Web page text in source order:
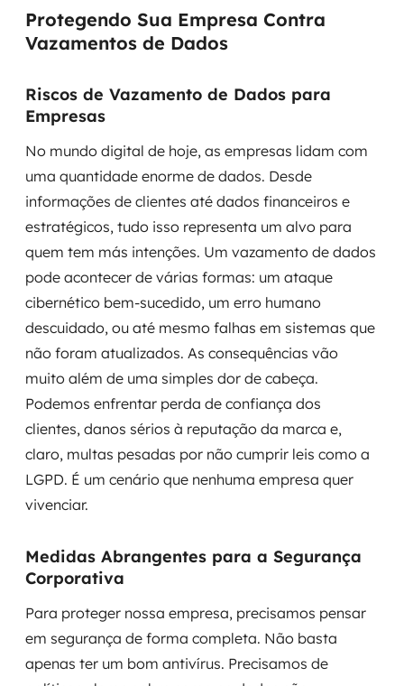
Protegendo Sua Empresa Contra
Vazamentos de Dados
Riscos de Vazamento de Dados para
Empresas
No mundo digital de hoje, as empresas lidam com
uma quantidade enorme de dados. Desde
informações de clientes até dados financeiros e
estratégicos, tudo isso representa um alvo para
quem tem más intenções. Um vazamento de dados
pode acontecer de várias formas: um ataque
cibernético bem-sucedido, um erro humano
descuidado, ou até mesmo falhas em sistemas que
não foram atualizados. As consequências vão
muito além de uma simples dor de cabeça.
Podemos enfrentar perda de confiança dos
clientes, danos sérios à reputação da marca e,
claro, multas pesadas por não cumprir leis como a
LGPD. É um cenário que nenhuma empresa quer
vivenciar.
Medidas Abrangentes para a Segurança
Corporativa
Para proteger nossa empresa, precisamos pensar
em segurança de forma completa. Não basta
apenas ter um bom antivírus. Precisamos de